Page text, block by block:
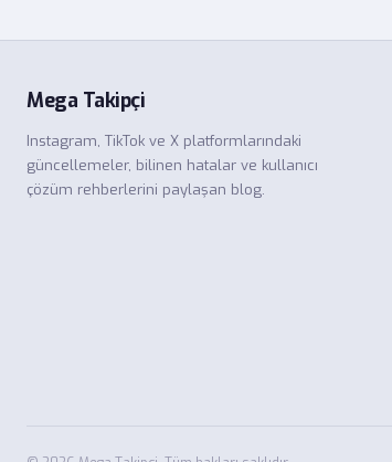
Mega Takipçi
Instagram, TikTok ve X platformlarındaki
güncellemeler, bilinen hatalar ve kullanıcı
çözüm rehberlerini paylaşan blog.